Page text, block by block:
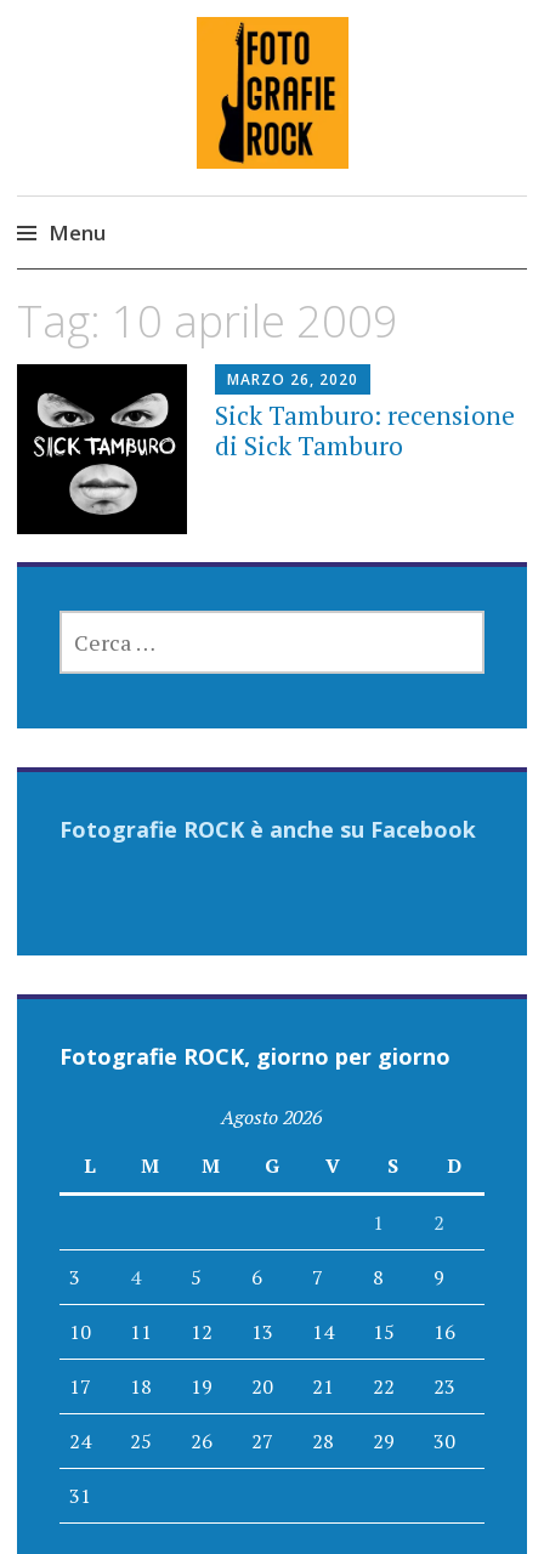
Fotografie ROCK
Menu
content
Tag: 10 aprile 2009
MARZO 26, 2020
Sick Tamburo: recensione
di Sick Tamburo
PER:
Fotografie ROCK è anche su Facebook
Fotografie ROCK, giorno per giorno
Agosto 2026
L
M M G V S D
1 2
3 4 5 6 7 8 9
10 11 12 13 14 15 16
17 18 19 20 21 22 23
24 25 26 27 28 29 30
31